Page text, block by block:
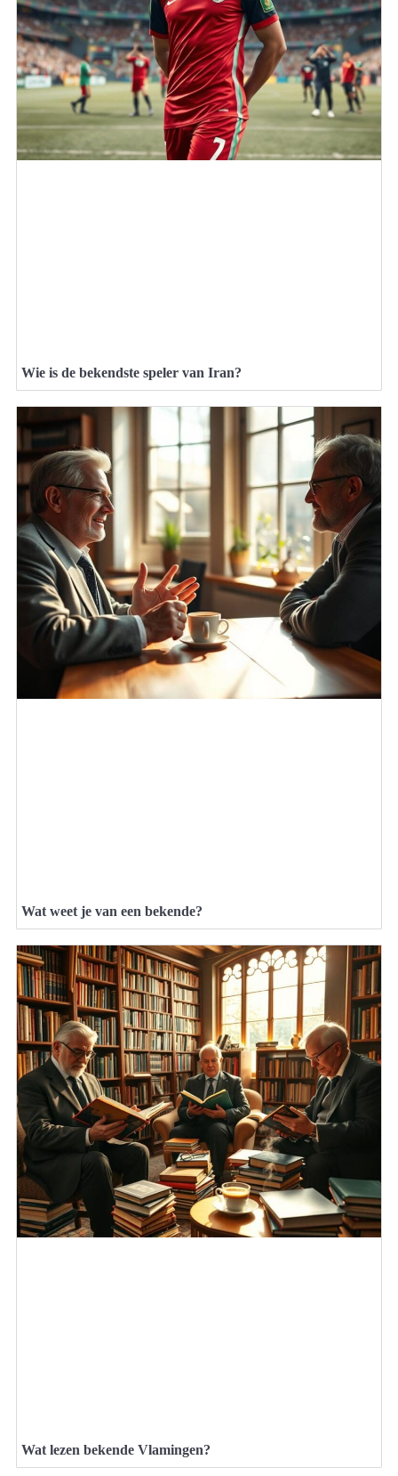
Wie is de bekendste speler van Iran?
Wat weet je van een bekende?
Wat lezen bekende Vlamingen?